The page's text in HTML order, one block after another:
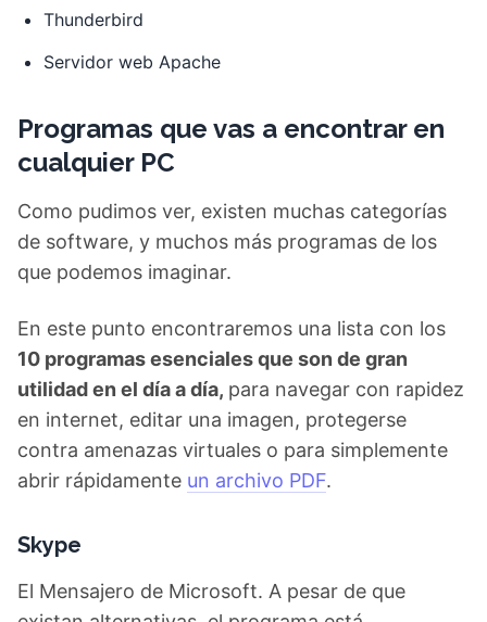
Thunderbird
Servidor web Apache
Programas que vas a encontrar en
cualquier PC
Como pudimos ver, existen muchas categorías
de software, y muchos más programas de los
que podemos imaginar.
En este punto encontraremos una lista con los
10 programas esenciales que son de gran
utilidad en el día a día, para navegar con rapidez
en internet, editar una imagen, protegerse
contra amenazas virtuales o para simplemente
abrir rápidamente un archivo PDF.
Skype
El Mensajero de Microsoft. A pesar de que